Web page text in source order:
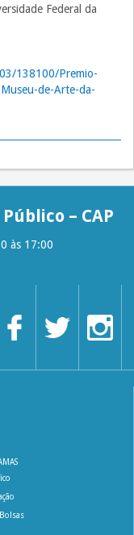
Federal da
138100/Premio-
de-Arte-da-
– CAP
às 17:00